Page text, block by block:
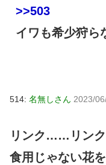
>>503
イワも希少狩ら
514: 名無しさん 2023/
リンク……リン
食用じゃない花